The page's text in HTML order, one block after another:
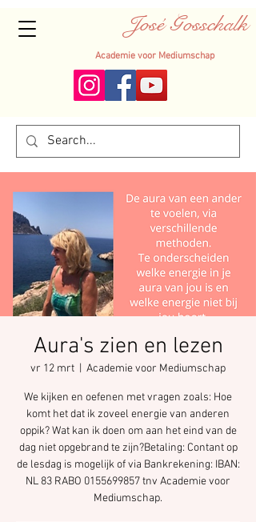
José Gosschalk
Academie voor Mediumschap
Aura's zien en lezen
vr 12 mrt Academie voor Mediumschap
We kijken en oefenen met vragen zoals: Hoe
komt het dat ik zoveel energie van anderen
oppik? Wat kan ik doen om aan het eind van de
dag niet opgebrand te zijn?Betaling: Contant op
de lesdag is mogelijk of via Bankrekening: IBAN:
NL 83 RABO 0155699857 tnv Academie voor
Mediumschap.